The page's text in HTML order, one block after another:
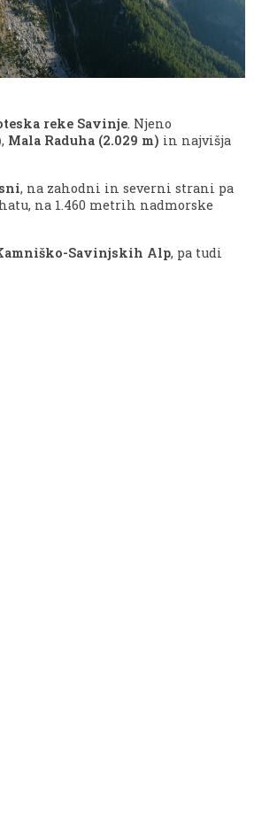
reke Savinje. Njeno
, Mala Raduha (2.029 m) in najvišja
, na zahodni in severni strani pa
na 1.460 metrih nadmorske
Savinjskih Alp, pa tudi